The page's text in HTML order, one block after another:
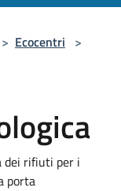
> Ecocentri >
dei rifiuti per i
porta